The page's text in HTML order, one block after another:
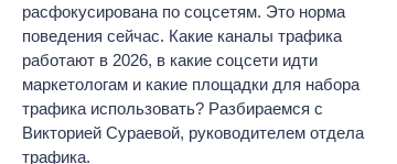
расфокусирована по соцсетям. Это норма
поведения сейчас. Какие каналы трафика
работают в 2026, в какие соцсети идти
маркетологам и какие площадки для набора
трафика использовать? Разбираемся с
Викторией Сураевой, руководителем отдела
трафика.